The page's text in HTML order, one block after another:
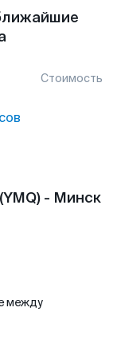
Стоимость
- Минск
между